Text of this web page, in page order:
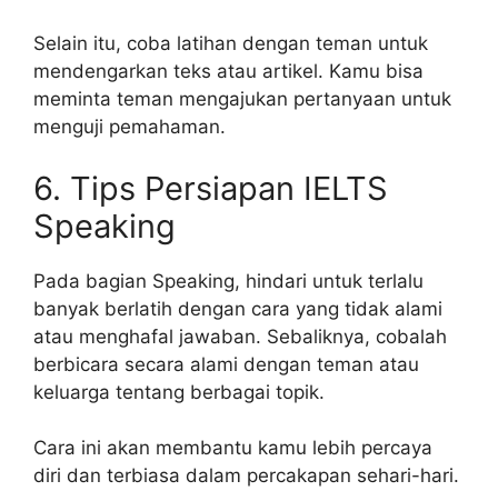
Selain itu, coba latihan dengan teman untuk
mendengarkan teks atau artikel. Kamu bisa
meminta teman mengajukan pertanyaan untuk
menguji pemahaman.
6. Tips Persiapan IELTS
Speaking
Pada bagian Speaking, hindari untuk terlalu
banyak berlatih dengan cara yang tidak alami
atau menghafal jawaban. Sebaliknya, cobalah
berbicara secara alami dengan teman atau
keluarga tentang berbagai topik.
Cara ini akan membantu kamu lebih percaya
diri dan terbiasa dalam percakapan sehari-hari.